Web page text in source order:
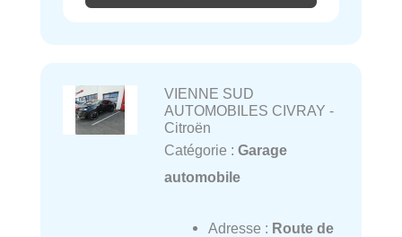
VIENNE SUD
AUTOMOBILES CIVRAY -
Citroën
Catégorie : Garage
automobile
Adresse : Route de